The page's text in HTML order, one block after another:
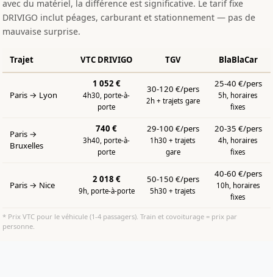
avec du matériel, la différence est significative. Le tarif fixe
DRIVIGO inclut péages, carburant et stationnement — pas de
mauvaise surprise.
Trajet VTC DRIVIGO TGV BlaBlaCar
Paris → Lyon
1 052 €
4h30, porte-à-
porte
30-120 €/pers
2h + trajets gare
25-40 €/pers
5h, horaires
fixes
Paris →
Bruxelles
740 €
3h40, porte-à-
porte
29-100 €/pers
1h30 + trajets
gare
20-35 €/pers
4h, horaires
fixes
Paris → Nice
2 018 €
9h, porte-à-porte
50-150 €/pers
5h30 + trajets
40-60 €/pers
10h, horaires
fixes
* Prix VTC pour le véhicule (1-4 passagers). Train et covoiturage = prix par
personne.